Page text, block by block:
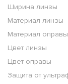
Ширина линзы
Материал линзы
Материал оправы
Цвет линзы
Цвет оправы
Защита от